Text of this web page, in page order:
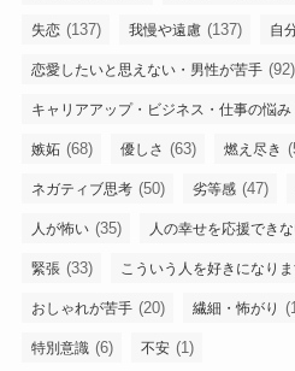
失恋 (137) 我慢や遠慮 (137) 自
恋愛したいと思えない・男性が苦手 (92)
キャリアアップ・ビジネス・仕事の悩み
嫉妬 (68) 優しさ (63) 燃え尽き
ネガティブ思考 (50) 劣等感 (47)
人が怖い (35) 人の幸せを応援でき
緊張 (33) こういう人を好きになり
おしゃれが苦手 (20) 繊細・怖がり
特別意識 (6) 不安 (1)